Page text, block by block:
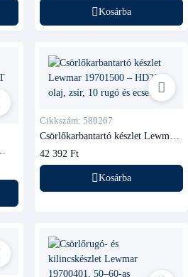
Kosárba
Cikkszám: 580267
Csörlőkarbantartó készlet Lewmar
42 392 Ft
Kosárba